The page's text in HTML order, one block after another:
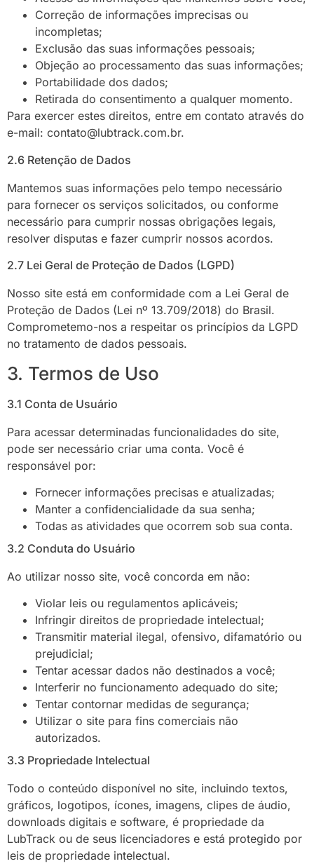
Correção de informações imprecisas ou
incompletas;
Exclusão das suas informações pessoais;
Objeção ao processamento das suas informações;
Portabilidade dos dados;
Retirada do consentimento a qualquer momento.
Para exercer estes direitos, entre em contato através do
e-mail: contato@lubtrack.com.br.
2.6 Retenção de Dados
Mantemos suas informações pelo tempo necessário
para fornecer os serviços solicitados, ou conforme
necessário para cumprir nossas obrigações legais,
resolver disputas e fazer cumprir nossos acordos.
2.7 Lei Geral de Proteção de Dados (LGPD)
Nosso site está em conformidade com a Lei Geral de
Proteção de Dados (Lei nº 13.709/2018) do Brasil.
Comprometemo-nos a respeitar os princípios da LGPD
no tratamento de dados pessoais.
3. Termos de Uso
3.1 Conta de Usuário
Para acessar determinadas funcionalidades do site,
pode ser necessário criar uma conta. Você é
responsável por:
Fornecer informações precisas e atualizadas;
Manter a confidencialidade da sua senha;
Todas as atividades que ocorrem sob sua conta.
3.2 Conduta do Usuário
Ao utilizar nosso site, você concorda em não:
Violar leis ou regulamentos aplicáveis;
Infringir direitos de propriedade intelectual;
Transmitir material ilegal, ofensivo, difamatório ou
prejudicial;
Tentar acessar dados não destinados a você;
Interferir no funcionamento adequado do site;
Tentar contornar medidas de segurança;
Utilizar o site para fins comerciais não
autorizados.
3.3 Propriedade Intelectual
Todo o conteúdo disponível no site, incluindo textos,
gráficos, logotipos, ícones, imagens, clipes de áudio,
downloads digitais e software, é propriedade da
LubTrack ou de seus licenciadores e está protegido por
leis de propriedade intelectual.